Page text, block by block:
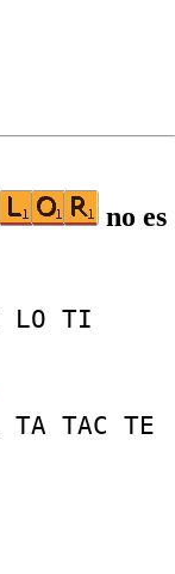
no es
LO TI
TA TAC TE